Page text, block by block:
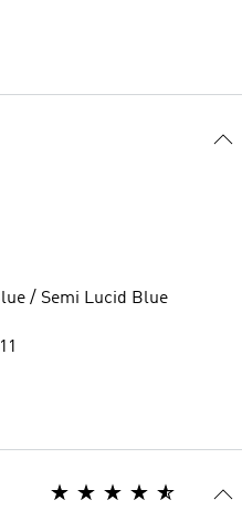
/ Semi Lucid Blue